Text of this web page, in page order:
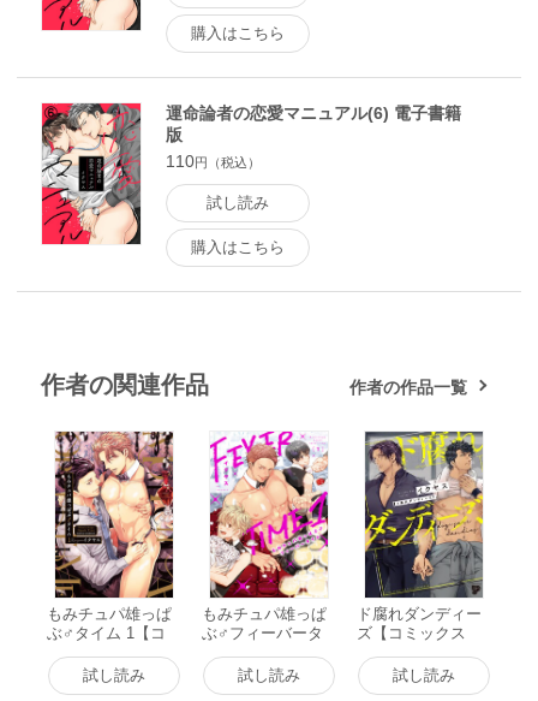
購入はこちら
運命論者の恋愛マニュアル(6) 電子書籍
版
110円（税込）
試し読み
購入はこちら
作者の関連作品 作者の作品一覧
もみチュパ雄っぱ
ぶ♂タイム 1【コ
ミックス版】 電子
書籍版試し読み
もみチュパ雄っぱ
ぶ♂フィーバータ
イム 1【コミック
ス版】【ebookjapa
n限定特典付き】
試し読み
ド腐れダンディー
ズ【コミックス
版】【電子版限定
特典付き】 電子書
籍版
試し読み